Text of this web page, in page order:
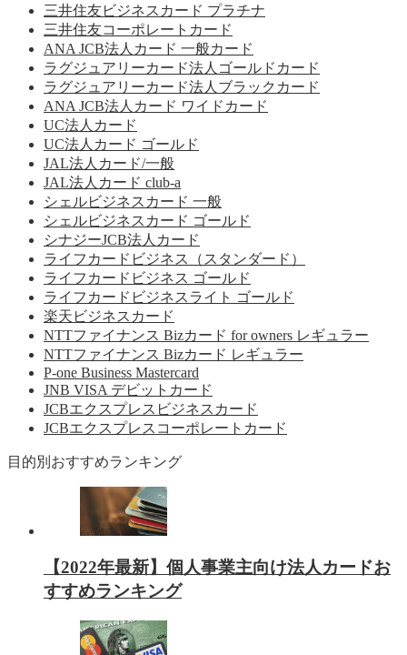
三井住友ビジネスカード プラチナ
三井住友コーポレートカード
ANA JCB法人カード 一般カード
ラグジュアリーカード法人ゴールドカード
ラグジュアリーカード法人ブラックカード
ANA JCB法人カード ワイドカード
UC法人カード
UC法人カード ゴールド
JAL法人カード/一般
JAL法人カード club-a
シェルビジネスカード 一般
シェルビジネスカード ゴールド
シナジーJCB法人カード
ライフカードビジネス（スタンダード）
ライフカードビジネス ゴールド
ライフカードビジネスライト ゴールド
楽天ビジネスカード
NTTファイナンス Bizカード for owners レギュラー
NTTファイナンス Bizカード レギュラー
P-one Business Mastercard
JNB VISA デビットカード
JCBエクスプレスビジネスカード
JCBエクスプレスコーポレートカード
目的別おすすめランキング
【2022年最新】個人事業主向け法人カードお
すすめランキング